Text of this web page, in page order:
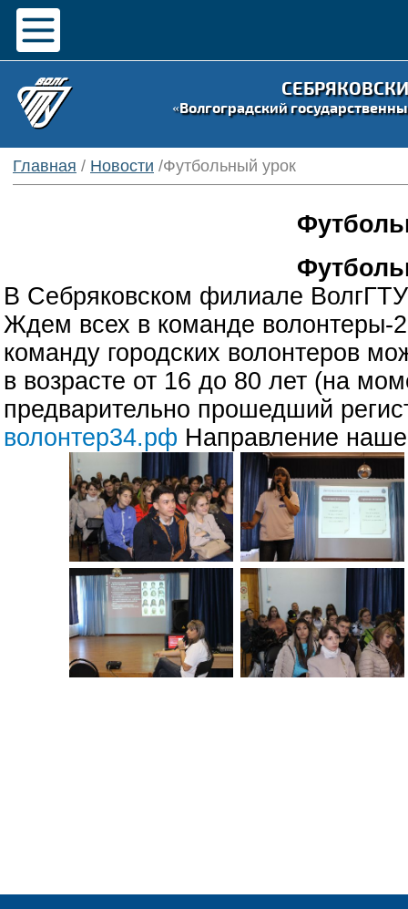
«Волгоградский
Главная / Новости /Футбольный урок
В Себряковском филиале
Ждем всех в команде волонтеры-
команду городских волонтеров
в возрасте от 16 до 80 лет (на
предварительно прошедший
волонтер34.рф Направление